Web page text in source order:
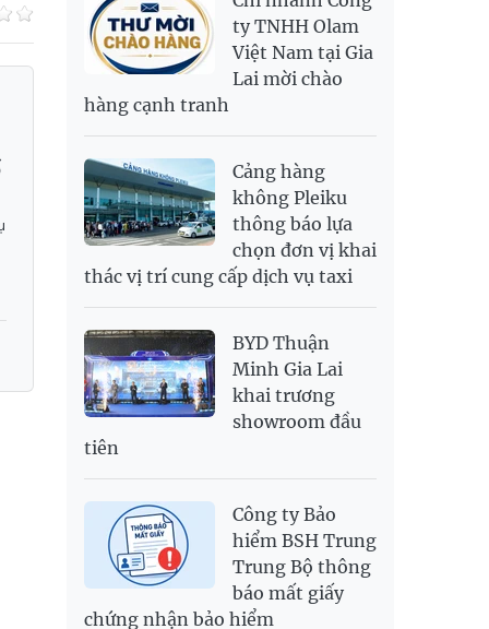
RUB
304.3
336.84
SAR
6,945.42
7,244.36
2,702.79
2,817.41
SGD
USD
26,000 26,030 26,410
ty TNHH Olam
Việt Nam tại Gia
Lai mời chào
hàng cạnh tranh
Cảng hàng
không Pleiku
thông báo lựa
chọn đơn vị khai
thác vị trí cung cấp dịch vụ taxi
BYD Thuận
Minh Gia Lai
khai trương
showroom đầu
tiên
Công ty Bảo
hiểm BSH Trung
Trung Bộ thông
báo mất giấy
chứng nhận bảo hiểm